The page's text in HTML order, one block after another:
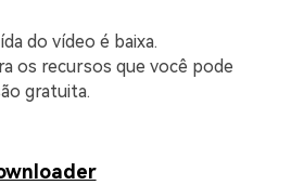
do vídeo é baixa.
os recursos que você pode
gratuita.